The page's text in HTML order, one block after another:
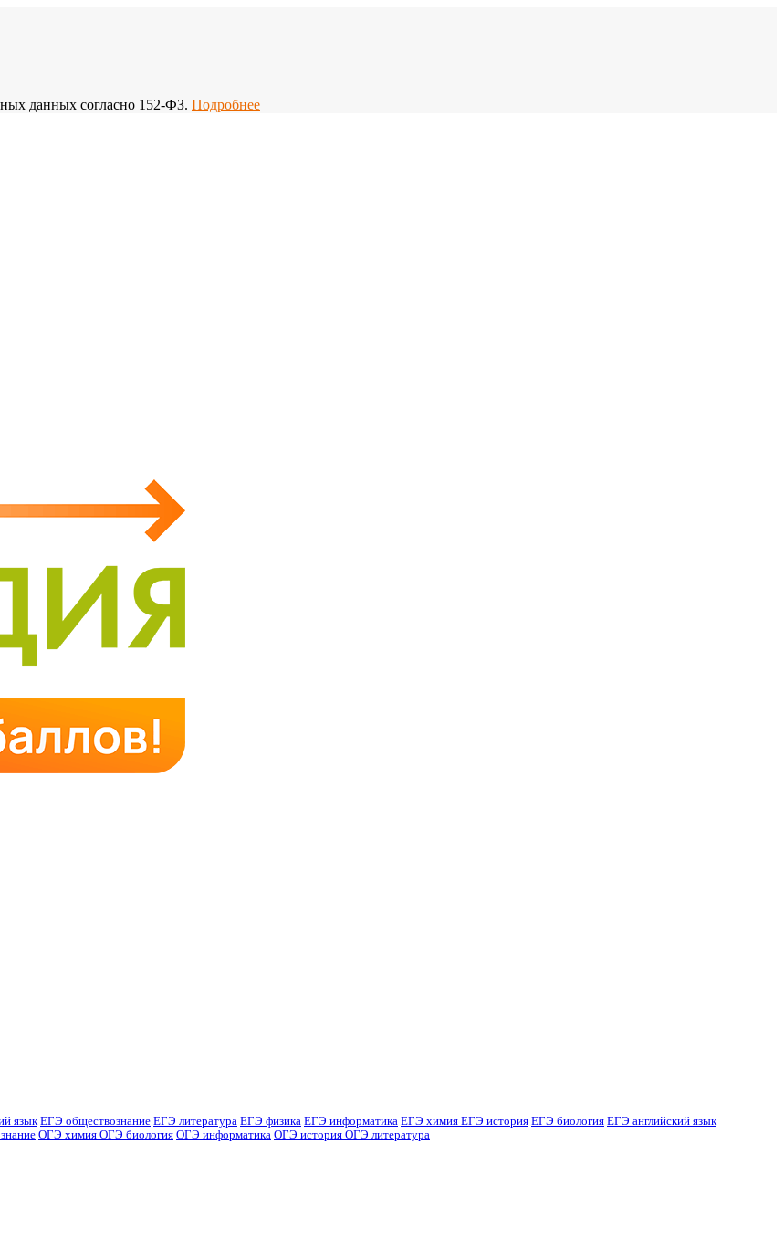
данных согласно 152-ФЗ. Подробнее
язык ЕГЭ обществознание ЕГЭ литература ЕГЭ физика ЕГЭ информатика ЕГЭ химия ЕГЭ история ЕГЭ биология ЕГЭ английский язык
ОГЭ химия ОГЭ биология ОГЭ информатика ОГЭ история ОГЭ литература